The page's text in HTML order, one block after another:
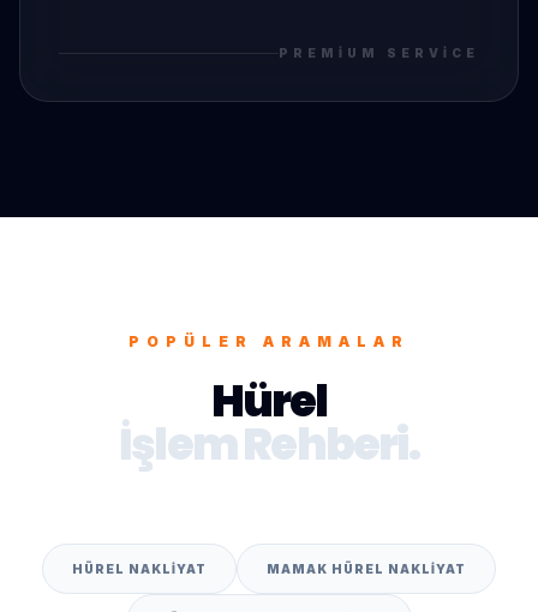
PREMIUM SERVICE
POPÜLER ARAMALAR
Hürel
İşlem Rehberi.
HÜREL NAKLIYAT MAMAK HÜREL NAKLIYAT